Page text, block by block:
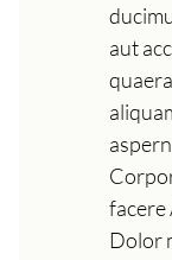
aut
facere
Dolor